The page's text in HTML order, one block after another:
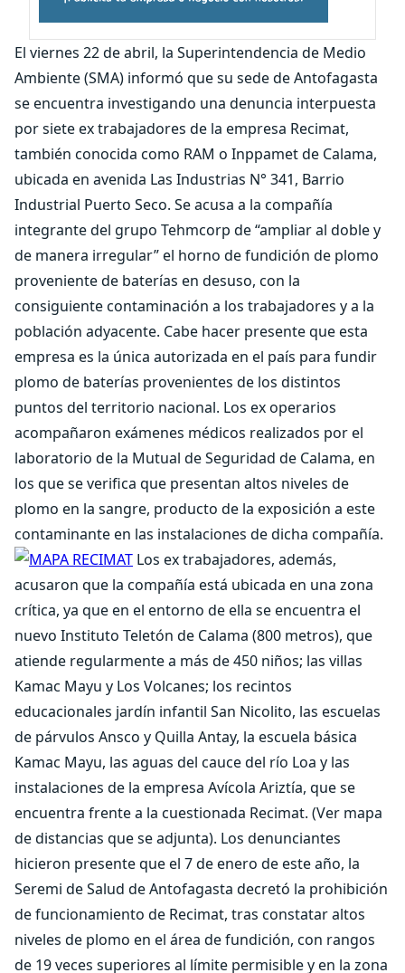
El viernes 22 de abril, la Superintendencia de Medio
Ambiente (SMA) informó que su sede de Antofagasta
se encuentra investigando una denuncia interpuesta
por siete ex trabajadores de la empresa Recimat,
también conocida como RAM o Inppamet de Calama,
ubicada en avenida Las Industrias N° 341, Barrio
Industrial Puerto Seco. Se acusa a la compañía
integrante del grupo Tehmcorp de “ampliar al doble y
de manera irregular” el horno de fundición de plomo
proveniente de baterías en desuso, con la
consiguiente contaminación a los trabajadores y a la
población adyacente. Cabe hacer presente que esta
empresa es la única autorizada en el país para fundir
plomo de baterías provenientes de los distintos
puntos del territorio nacional. Los ex operarios
acompañaron exámenes médicos realizados por el
laboratorio de la Mutual de Seguridad de Calama, en
los que se verifica que presentan altos niveles de
plomo en la sangre, producto de la exposición a este
contaminante en las instalaciones de dicha compañía.
Los ex trabajadores, además,
acusaron que la compañía está ubicada en una zona
crítica, ya que en el entorno de ella se encuentra el
nuevo Instituto Teletón de Calama (800 metros), que
atiende regularmente a más de 450 niños; las villas
Kamac Mayu y Los Volcanes; los recintos
educacionales jardín infantil San Nicolito, las escuelas
de párvulos Ansco y Quilla Antay, la escuela básica
Kamac Mayu, las aguas del cauce del río Loa y las
instalaciones de la empresa Avícola Ariztía, que se
encuentra frente a la cuestionada Recimat. (Ver mapa
de distancias que se adjunta). Los denunciantes
hicieron presente que el 7 de enero de este año, la
Seremi de Salud de Antofagasta decretó la prohibición
de funcionamiento de Recimat, tras constatar altos
niveles de plomo en el área de fundición, con rangos
de 19 veces superiores al límite permisible y en la zona